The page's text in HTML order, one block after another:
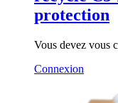
protection
Vous devez vous
Connexion